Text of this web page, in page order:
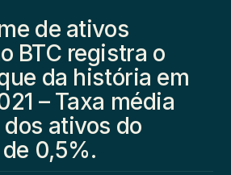
de ativos
BTC registra o
da história em
– Taxa média
ativos do
0,5%.